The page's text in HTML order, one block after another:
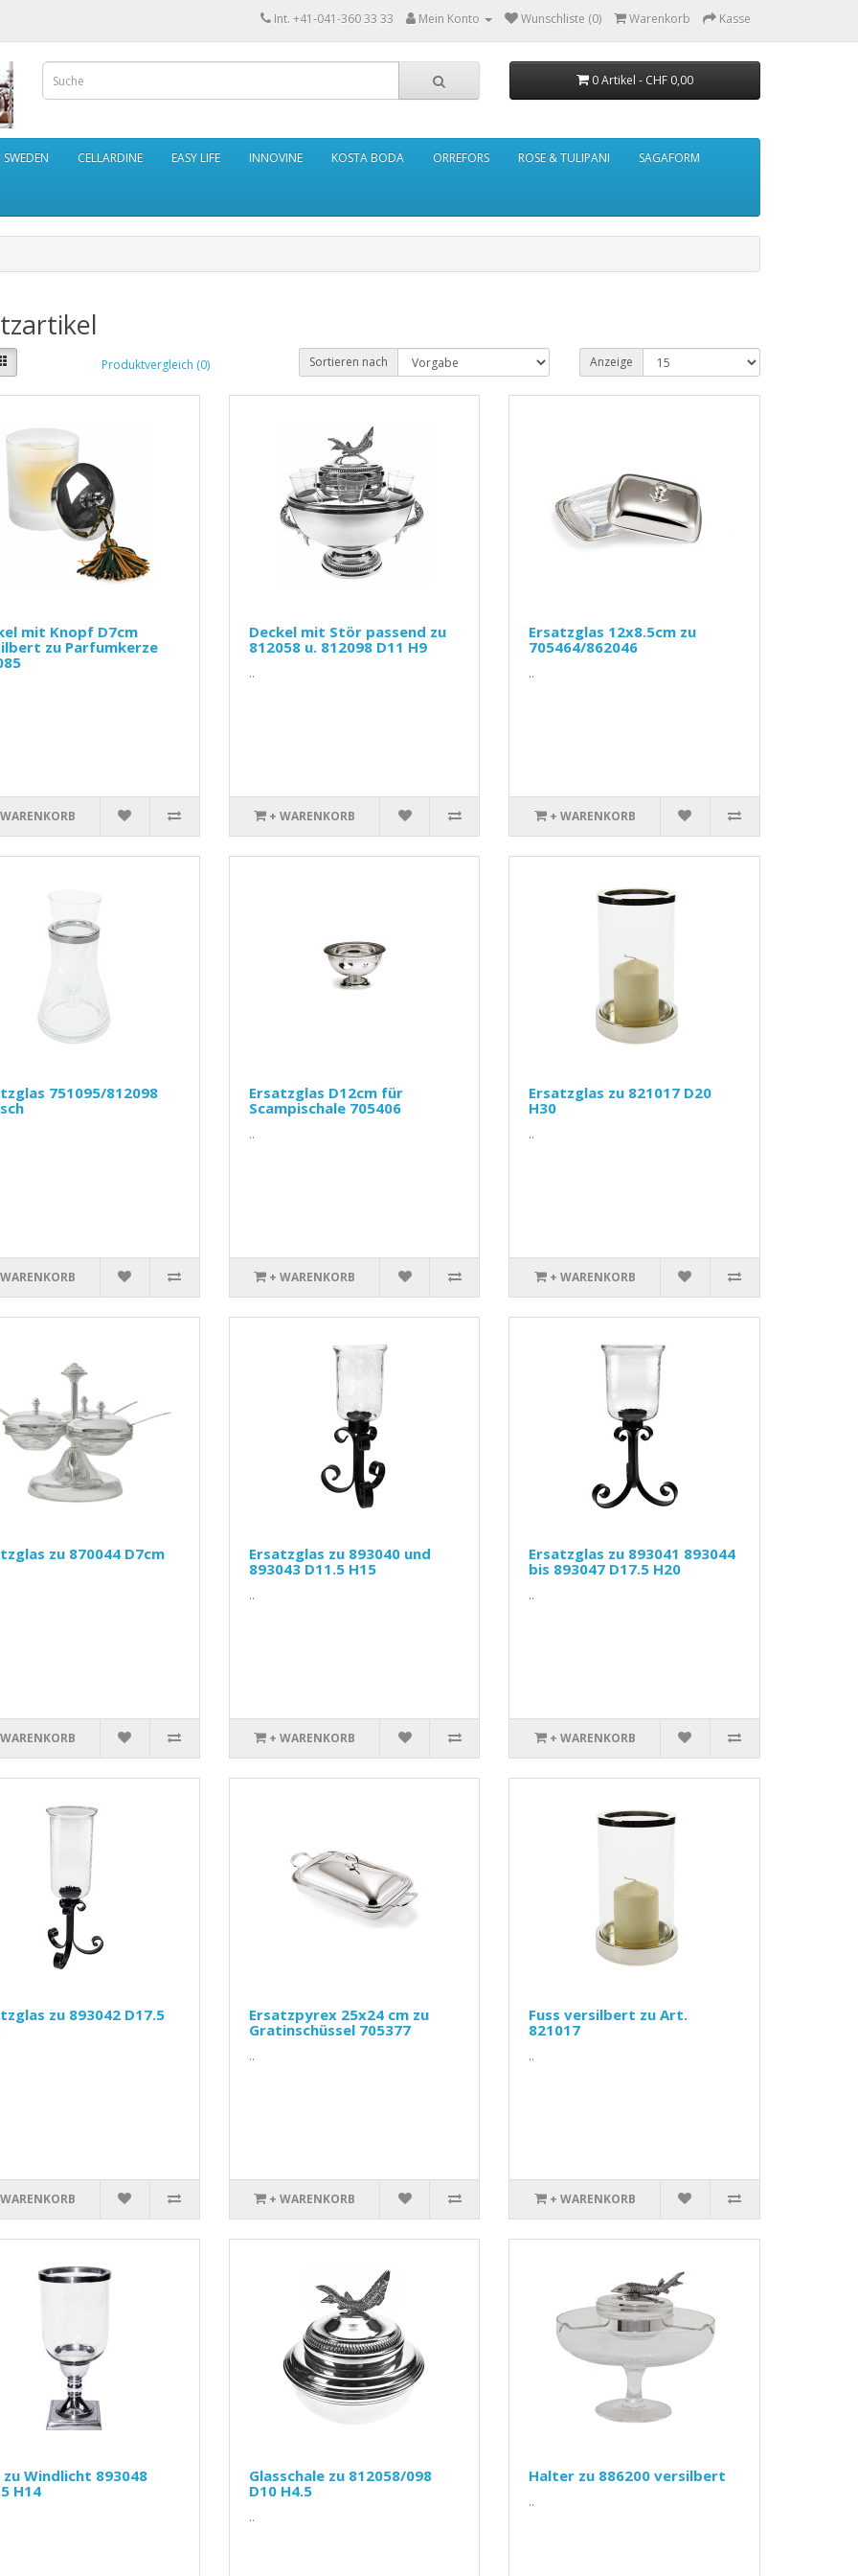
Int. +41-041-360 33 33 Mein Konto Wunschliste (0) Warenkorb Kasse
0 Artikel - CHF 0,00
CELLARDINE EASY LIFE INNOVINE KOSTA BODA ORREFORS ROSE & TULIPANI SAGAFORM
Produktvergleich (0) Sortieren nach Anzeige
mit Knopf D7cm
zu Parfumkerze
Deckel mit Stör passend zu
812058 u. 812098 D11 H9
..
+ WARENKORB
Ersatzglas 12x8.5cm zu
705464/862046
..
+ WARENKORB
751095/812098
Ersatzglas D12cm für
Scampischale 705406
..
+ WARENKORB
Ersatzglas zu 821017 D20
H30
..
+ WARENKORB
zu 870044 D7cm
Ersatzglas zu 893040 und
893043 D11.5 H15
..
+ WARENKORB
Ersatzglas zu 893041 893044
bis 893047 D17.5 H20
..
+ WARENKORB
zu 893042 D17.5
Ersatzpyrex 25x24 cm zu
Gratinschüssel 705377
..
+ WARENKORB
Fuss versilbert zu Art.
821017
..
+ WARENKORB
zu Windlicht 893048
H14
Glasschale zu 812058/098
D10 H4.5
..
Halter zu 886200 versilbert
..